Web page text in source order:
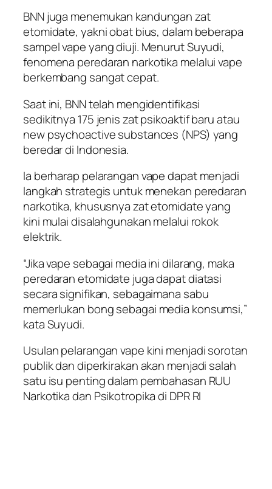
BNN juga menemukan kandungan zat
etomidate, yakni obat bius, dalam beberapa
sampel vape yang diuji. Menurut Suyudi,
fenomena peredaran narkotika melalui vape
berkembang sangat cepat.
Saat ini, BNN telah mengidentifikasi
sedikitnya 175 jenis zat psikoaktif baru atau
new psychoactive substances (NPS) yang
beredar di Indonesia.
Ia berharap pelarangan vape dapat menjadi
langkah strategis untuk menekan peredaran
narkotika, khususnya zat etomidate yang
kini mulai disalahgunakan melalui rokok
elektrik.
“Jika vape sebagai media ini dilarang, maka
peredaran etomidate juga dapat diatasi
secara signifikan, sebagaimana sabu
memerlukan bong sebagai media konsumsi,”
kata Suyudi.
Usulan pelarangan vape kini menjadi sorotan
publik dan diperkirakan akan menjadi salah
satu isu penting dalam pembahasan RUU
Narkotika dan Psikotropika di DPR RI